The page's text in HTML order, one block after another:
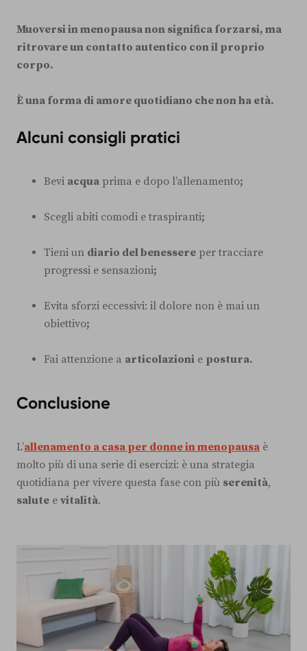
Muoversi in menopausa non significa forzarsi, ma
ritrovare un contatto autentico con il proprio
corpo.
È una forma di amore quotidiano che non ha età.
Alcuni consigli pratici
Bevi acqua prima e dopo l’allenamento;
Scegli abiti comodi e traspiranti;
Tieni un diario del benessere per tracciare
progressi e sensazioni;
Evita sforzi eccessivi: il dolore non è mai un
obiettivo;
Fai attenzione a articolazioni e postura.
Conclusione
L’allenamento a casa per donne in menopausa è
molto più di una serie di esercizi: è una strategia
quotidiana per vivere questa fase con più serenità,
salute e vitalità.